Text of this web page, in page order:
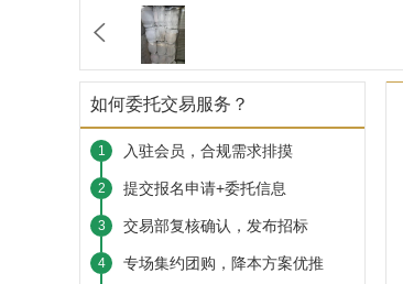
如何委托交易服务？
1 入驻会员，合规需求排摸
2 提交报名申请+委托信息
3 交易部复核确认，发布招标
4 专场集约团购，降本方案优推